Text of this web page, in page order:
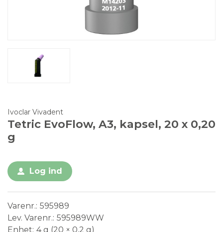
Ivoclar Vivadent
Tetric EvoFlow, A3, kapsel, 20 x 0,20
g
Log ind
Varenr. 595989
Lev. Varenr. 595989WW
Enhet 4 g (20 × 0,2 g)